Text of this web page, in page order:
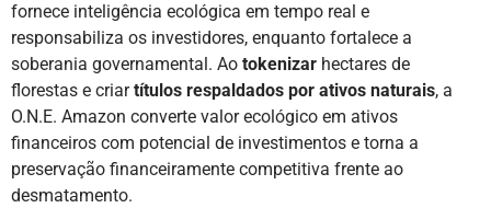
fornece inteligência ecológica em tempo real e
responsabiliza os investidores, enquanto fortalece a
soberania governamental. Ao tokenizar hectares de
florestas e criartítulos respaldados por ativos naturais, a
O.N.E. Amazon converte valor ecológico em ativos
financeiros com potencial de investimentos e torna a
preservação financeiramente competitiva frente ao
desmatamento.